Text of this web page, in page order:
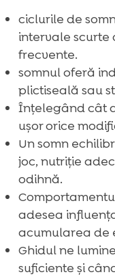
Concluzie
 FAQ
ciclurile de
intervale scurte
frecvente.
somnul oferă
plictiseală sau
Înțelegând cât
ușor orice
Un somn
joc, nutriție
odihnă.
adesea
acumularea de
Ghidul ne
suficiente și